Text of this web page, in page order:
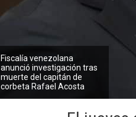
Fiscalía venezolana
anunció investigación tras
muerte del capitán de
corbeta Rafael Acosta